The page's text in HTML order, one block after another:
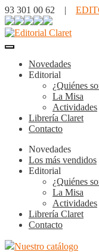
93 301 00 62 |
Novedades
Editorial
¿Quiénes
La Misa
Actividades
Librería Claret
Contacto
Novedades
Los más vendidos
Editorial
¿Quiénes
La Misa
Actividades
Librería Claret
Contacto
Nuestro catálogo